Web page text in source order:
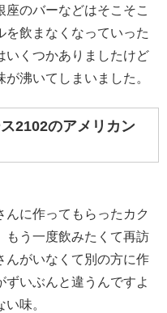
のバーなどはそこそこ
を飲まなくなっていった
いくつかありましたけど
沸いてしまいました。
2102のアメリカン
に作ってもらったカク
もう一度飲みたくて再訪
んがいなくて別の方に作
ずいぶんと違うんですよ
味。